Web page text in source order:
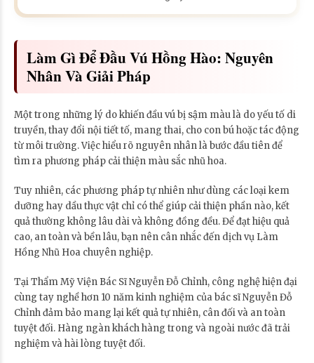
Làm Gì Để Đầu Vú Hồng Hào: Nguyên
Nhân Và Giải Pháp
Một trong những lý do khiến đầu vú bị sậm màu là do yếu tố di
truyền, thay đổi nội tiết tố, mang thai, cho con bú hoặc tác động
từ môi trường. Việc hiểu rõ nguyên nhân là bước đầu tiên để
tìm ra phương pháp cải thiện màu sắc nhũ hoa.
Tuy nhiên, các phương pháp tự nhiên như dùng các loại kem
dưỡng hay dầu thực vật chỉ có thể giúp cải thiện phần nào, kết
quả thường không lâu dài và không đồng đều. Để đạt hiệu quả
cao, an toàn và bền lâu, bạn nên cân nhắc đến dịch vụ Làm
Hồng Nhũ Hoa chuyên nghiệp.
Tại Thẩm Mỹ Viện Bác Sĩ Nguyễn Đỗ Chỉnh, công nghệ hiện đại
cùng tay nghề hơn 10 năm kinh nghiệm của bác sĩ Nguyễn Đỗ
Chỉnh đảm bảo mang lại kết quả tự nhiên, cân đối và an toàn
tuyệt đối. Hàng ngàn khách hàng trong và ngoài nước đã trải
nghiệm và hài lòng tuyệt đối.